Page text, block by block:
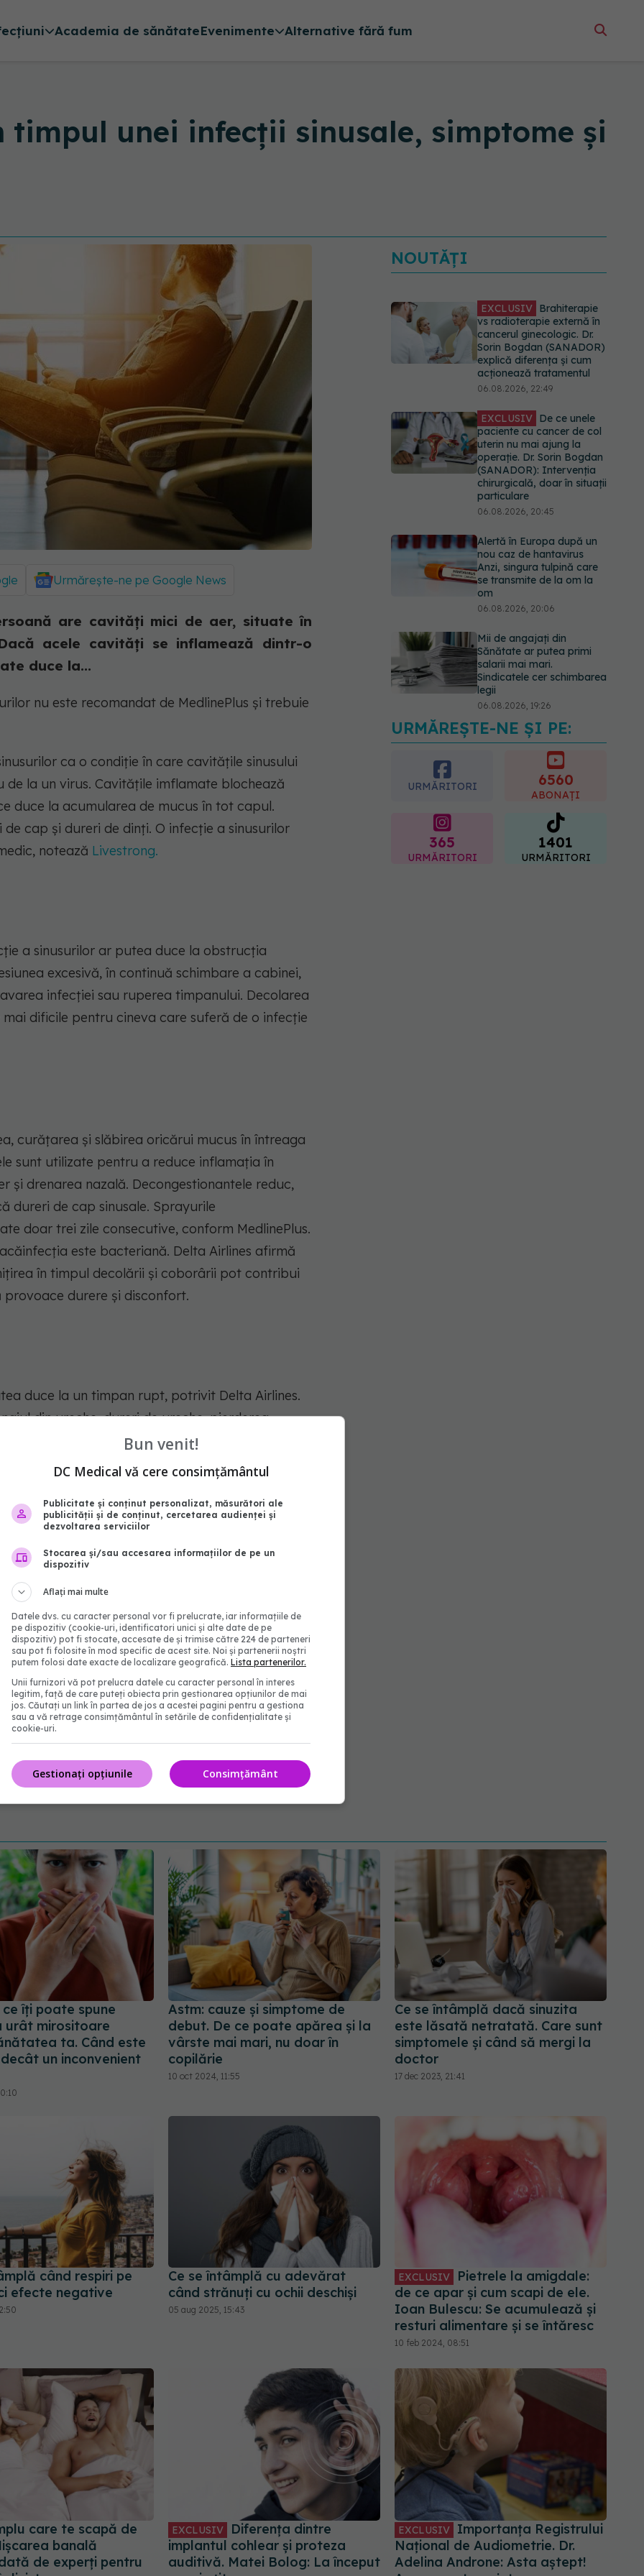
Academia de sănătateEvenimente Alternative fără fum
timpul unei infecții sinusale, simptome și
Urmărește-ne pe Google News
are cavități mici de aer, situate în
acele cavități se inflamează dintr-o
duce la...
nu este recomandat de MedlinePlus și trebuie
ca o condiție în care cavitățile sinusului
de la un virus. Cavitățile imflamate blochează
duce la acumularea de mucus în tot capul.
cap și dureri de dinți. O infecție a sinusurilor
notează Livestrong.
a sinusurilor ar putea duce la obstrucția
excesivă, în continuă schimbare a cabinei,
infecției sau ruperea timpanului. Decolarea
dificile pentru cineva care suferă de o infecție
curățarea și slăbirea oricărui mucus în întreaga
sunt utilizate pentru a reduce inflamația în
și drenarea nazală. Decongestionantele reduc,
dureri de cap sinusale. Sprayurile
doar trei zile consecutive, conform MedlinePlus.
este bacteriană. Delta Airlines afirmă
în timpul decolării și coborârii pot contribui
provoace durere și disconfort.
duce la un timpan rupt, potrivit Delta Airlines.
din ureche, dureri de ureche, pierderea
facială, potrivit New York Times. Un timpan
luni, dar poate necesita reparații
de o infecție a sinusului în timp ce zburați,
MedlinePlus. Folosiți decongestionante cu o zi
sunt utilizate pentru uscarea mucusului
durerii și la presiunea urechii în timpul
antibioticele ar putea atenua
medicale cu un medic înainte de a lua
NOUTĂȚI
cancerul ginecologic. Dr.
acționează tratamentul
EXCLUSIV De ce unele
paciente cu cancer de col
uterin nu mai ajung la
operație. Dr. Sorin Bogdan
(SANADOR): Intervenția
chirurgicală, doar în situații
06.08.2026, 20:45
Alertă în Europa după un
nou caz de hantavirus
Anzi, singura tulpină care
se transmite de la om la
om
06.08.2026, 20:06
Mii de angajați din
Sănătate ar putea primi
salarii mai mari.
Sindicatele cer schimbarea
legii
06.08.2026, 19:26
Alergia la ambrozie: 4
lucruri esențiale despre
simptome, prevenție și
tratament, explicate de dr.
Tudor Ciuhodaru
07.08.2026, 08:21
URMĂREȘTE-NE ȘI PE:
URMĂRITORI 6560
ABONAȚI
365
URMĂRITORI
1401
URMĂRITORI
îți poate spune
urât mirositoare
ta. Când este
un inconvenient
Astm: cauze și simptome de
debut. De ce poate apărea și la
vârste mai mari, nu doar în
copilărie
10 oct 2024, 11:55
Ce se întâmplă dacă sinuzita
este lăsată netratată. Care sunt
simptomele și când să mergi la
doctor
17 dec 2023, 21:41
când respiri pe
efecte negative
Ce se întâmplă cu adevărat
când strănuți cu ochii deschiși
05 aug 2025, 15:43
EXCLUSIV
Pietrele la amigdale:
de ce apar și cum scapi de ele.
Ioan Bulescu: Se acumulează și
resturi alimentare și se întăresc
10 feb 2024, 08:51
care te scapă de
banală
de experți pentru
EXCLUSIV
Diferența dintre
implantul cohlear și proteza
auditivă. Matei Bolog: La început
EXCLUSIV
Importanța Registrului
Național de Audiometrie. Dr.
Adelina Androne: Asta aștept!
Bun venit!
DC Medical vă cere consimțământul
Publicitate și conținut personalizat, măsurători ale
publicității și de conținut, cercetarea audienței și
dezvoltarea serviciilor
Stocarea și/sau accesarea informațiilor de pe un
dispozitiv
Aflați mai multe
Datele dvs. cu caracter personal vor fi prelucrate, iar informațiile de
pe dispozitiv (cookie-uri, identificatori unici și alte date de pe
dispozitiv) pot fi stocate, accesate de și trimise către 224 de parteneri
sau pot fi folosite în mod specific de acest site. Noi și partenerii noștri
putem folosi date exacte de localizare geografică. Lista partenerilor.
Unii furnizori vă pot prelucra datele cu caracter personal în interes
legitim, față de care puteți obiecta prin gestionarea opțiunilor de mai
jos. Căutați un link în partea de jos a acestei pagini pentru a gestiona
sau a vă retrage consimțământul în setările de confidențialitate și
cookie-uri.
Consimțământ
Gestionați opțiunile